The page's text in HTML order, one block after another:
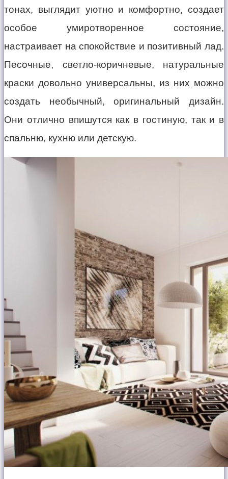
тонах, выглядит уютно и комфортно, создает
особое умиротворенное состояние,
настраивает на спокойствие и позитивный лад.
Песочные, светло-коричневые, натуральные
краски довольно универсальны, из них можно
создать необычный, оригинальный дизайн.
Они отлично впишутся как в гостиную, так и в
спальню, кухню или детскую.